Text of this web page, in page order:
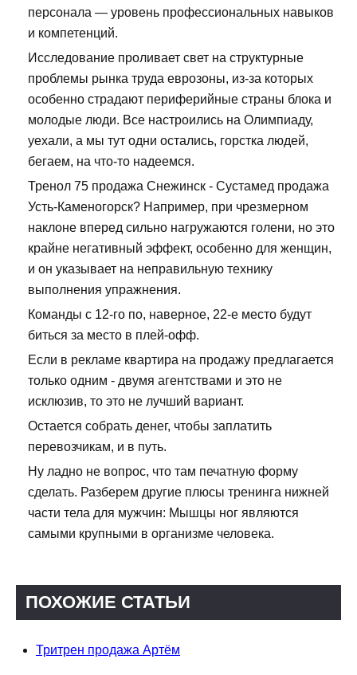
персонала — уровень профессиональных навыков
и компетенций.
Исследование проливает свет на структурные
проблемы рынка труда еврозоны, из-за которых
особенно страдают периферийные страны блока и
молодые люди. Все настроились на Олимпиаду,
уехали, а мы тут одни остались, горстка людей,
бегаем, на что-то надеемся.
Тренол 75 продажа Снежинск - Сустамед продажа
Усть-Каменогорск? Например, при чрезмерном
наклоне вперед сильно нагружаются голени, но это
крайне негативный эффект, особенно для женщин,
и он указывает на неправильную технику
выполнения упражнения.
Команды с 12-го по, наверное, 22-е место будут
биться за место в плей-офф.
Если в рекламе квартира на продажу предлагается
только одним - двумя агентствами и это не
исклюзив, то это не лучший вариант.
Остается собрать денег, чтобы заплатить
перевозчикам, и в путь.
Ну ладно не вопрос, что там печатную форму
сделать. Разберем другие плюсы тренинга нижней
части тела для мужчин: Мышцы ног являются
самыми крупными в организме человека.
ПОХОЖИЕ СТАТЬИ
Тритрен продажа Артём